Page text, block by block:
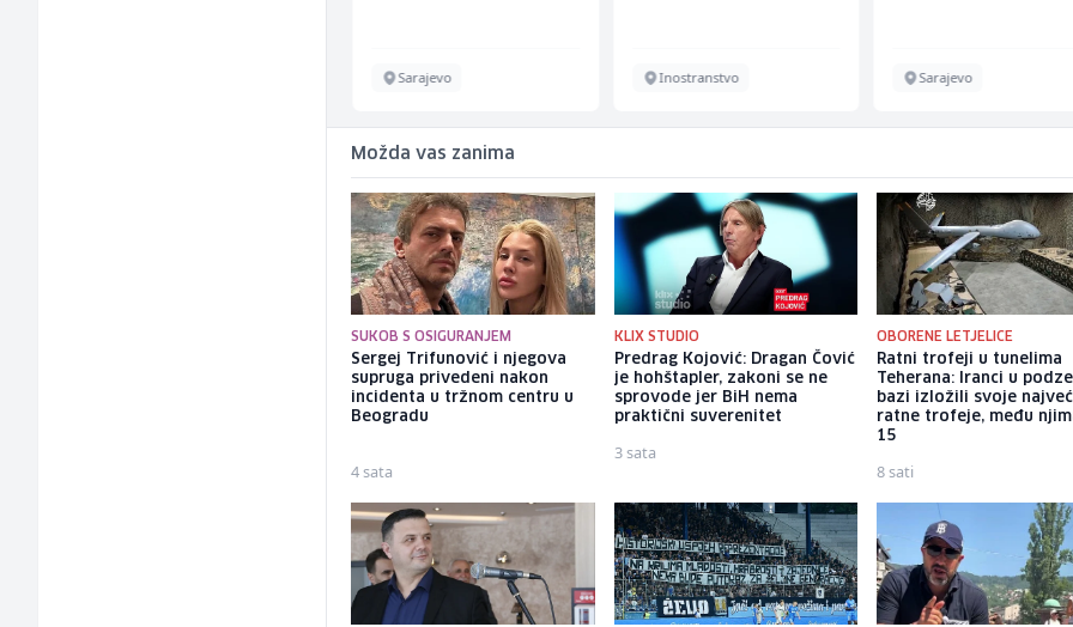
Sarajevo Inostranstvo Sarajevo
Možda vas zanima
SUKOB S OSIGURANJEM
Sergej Trifunović i njegova
supruga privedeni nakon
incidenta u tržnom centru u
Beogradu
4 sata
KLIX STUDIO
Predrag Kojović: Dragan Čović
je hohštapler, zakoni se ne
sprovode jer BiH nema
praktični suverenitet
3 sata
OBORENE LETJELICE
Ratni trofeji u tunelima
Teherana: Iranci u
bazi izložili svoje
ratne trofeje, među
15
8 sati